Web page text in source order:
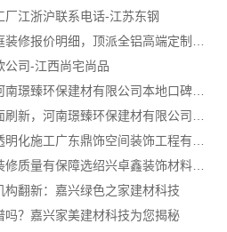
厂江浙沪联系电话-江苏东钢
公司-江西尚宅尚品
濮阳装修推荐，河南璟臻环保建材有限公司本地口碑保障
绍兴城区个性化装修质量有保障选绍兴卓鑫装饰材料有限公司
构翻新：嘉兴绿色之家建材科技
吗？嘉兴家美建材科技为您揭秘